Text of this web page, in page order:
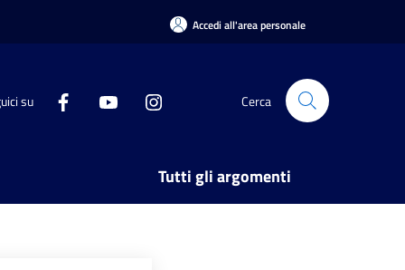
Accedi all'area personale
su Cerca
Tutti gli argomenti